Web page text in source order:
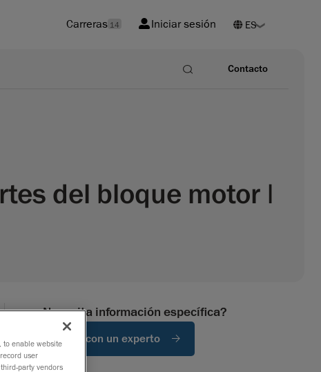
Carreras 14 Iniciar sesión
Contacto
del bloque motor |
¿Necesita información específica?
Hablar con un experto
to enable website
user
party vendors